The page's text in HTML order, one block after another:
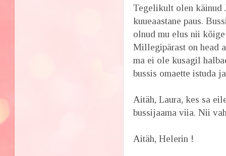
Tegelikult olen käinud
kuueaastane paus.
olnud mu elus nii
Millegipärast on head
ma ei ole kusagil
bussis omaette istuda
Aitäh, Laura, kes sa
bussijaama viia. Nii
Aitäh, Helerin !